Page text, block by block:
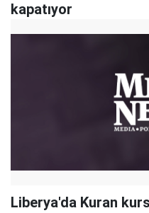
kapatıyor
Liberya'da Kuran